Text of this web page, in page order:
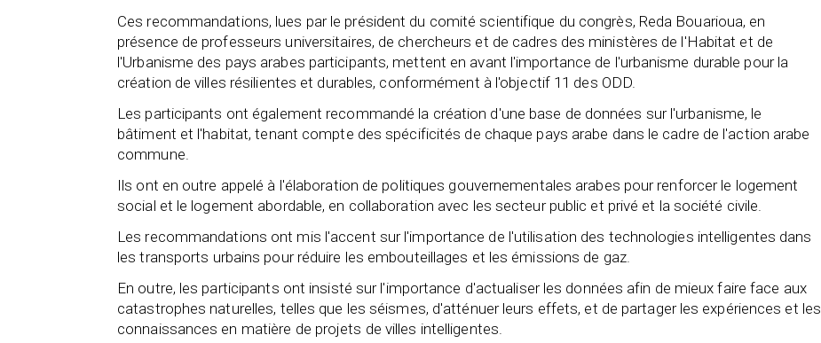
Ces recommandations, lues par le président du comité scientifique du congrès, Reda Bouarioua, en
présence de professeurs universitaires, de chercheurs et de cadres des ministères de l'Habitat et de
l'Urbanisme des pays arabes participants, mettent en avant l'importance de l'urbanisme durable pour la
création de villes résilientes et durables, conformément à l'objectif 11 des ODD.
Les participants ont également recommandé la création d'une base de données sur l'urbanisme, le
bâtiment et l'habitat, tenant compte des spécificités de chaque pays arabe dans le cadre de l'action arabe
commune.
Ils ont en outre appelé à l'élaboration de politiques gouvernementales arabes pour renforcer le logement
social et le logement abordable, en collaboration avec les secteur public et privé et la société civile.
Les recommandations ont mis l'accent sur l'importance de l'utilisation des technologies intelligentes dans
les transports urbains pour réduire les embouteillages et les émissions de gaz.
En outre, les participants ont insisté sur l'importance d'actualiser les données afin de mieux faire face aux
catastrophes naturelles, telles que les séismes, d'atténuer leurs effets, et de partager les expériences et les
connaissances en matière de projets de villes intelligentes.